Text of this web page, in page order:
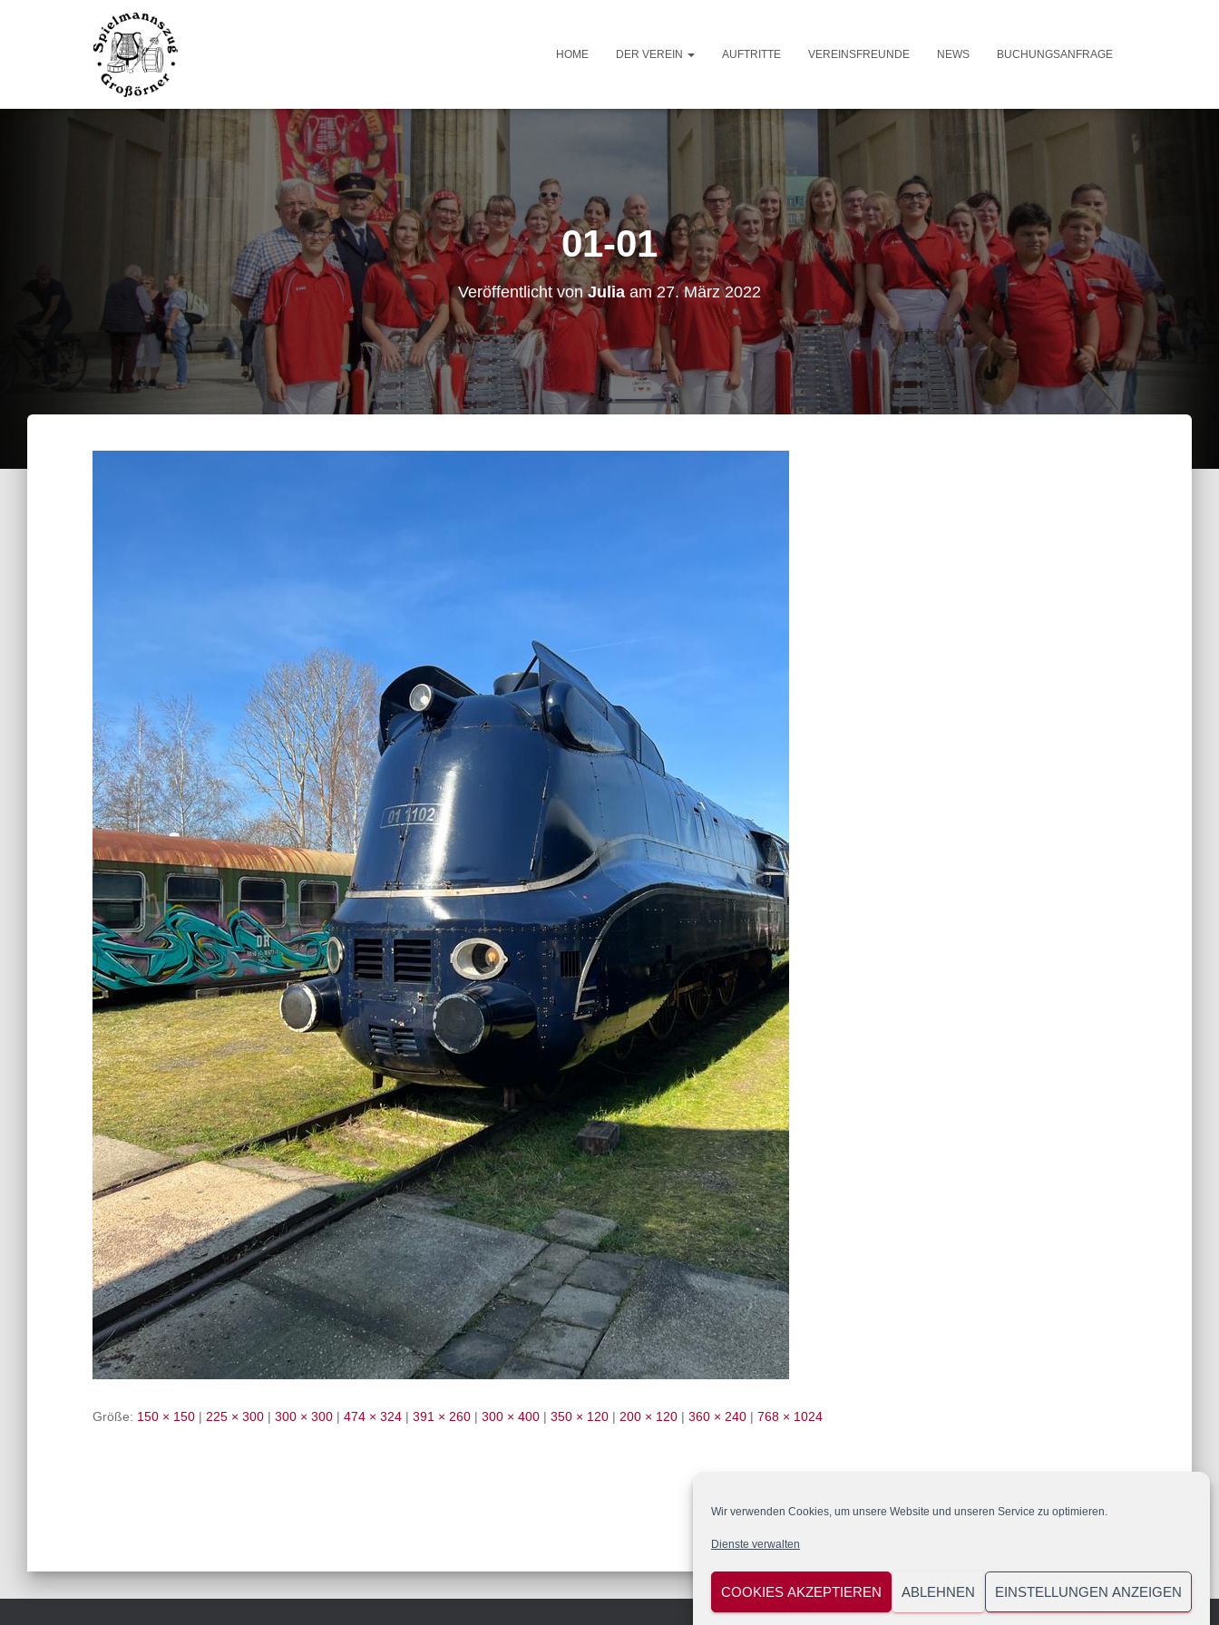
Wir verwenden Cookies, um unsere Website und unseren Service zu optimieren.
Dienste verwalten
COOKIES AKZEPTIEREN ABLEHNEN EINSTELLUNGEN ANZEIGEN
HOME DER VEREIN AUFTRITTE VEREINSFREUNDE NEWS BUCHUNGSANFRAGE
01-01
Veröffentlicht vonJulia am27. März 2022
Größe: 150 × 150 | 225 × 300 | 300 × 300 | 474 × 324 | 391 × 260 | 300 × 400 | 350 × 120 | 200 × 120 | 360 × 240 | 768 × 1024